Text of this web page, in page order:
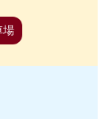
場